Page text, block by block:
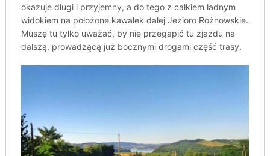
okazuje długi i przyjemny, a do tego z całkiem ładnym
widokiem na położone kawałek dalej Jezioro Rożnowskie.
Muszę tu tylko uważać, by nie przegapić tu zjazdu na
dalszą, prowadzącą już bocznymi drogami część trasy.